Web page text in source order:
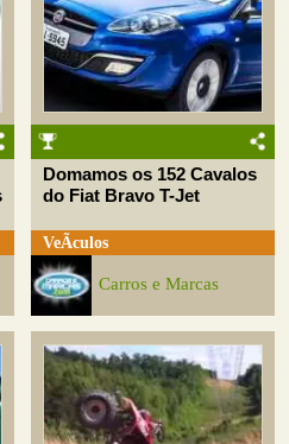
Domamos os 152 Cavalos
do Fiat Bravo T-Jet
VeÃ­culos
Carros e Marcas